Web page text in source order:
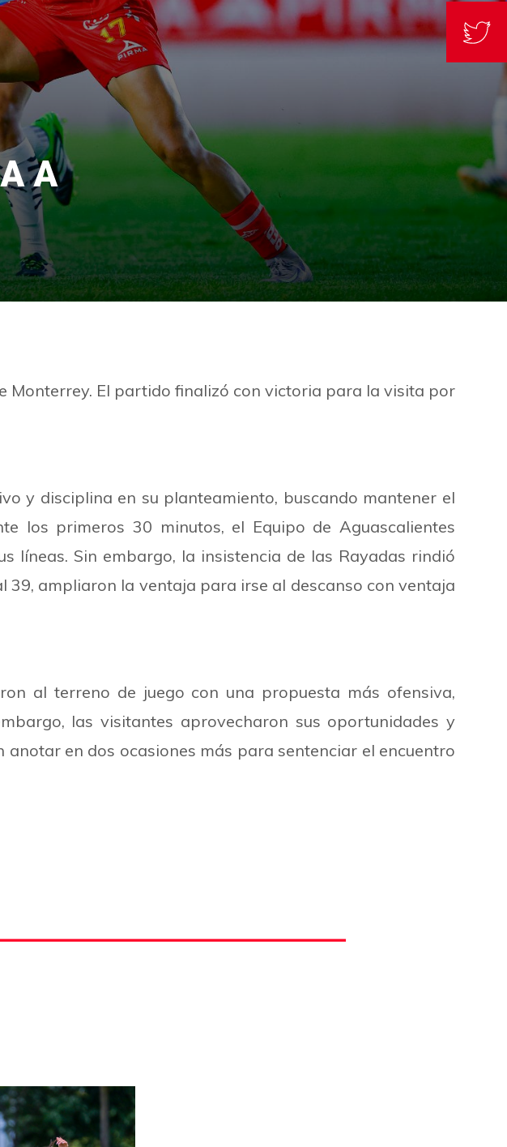
A
Monterrey. El partido finalizó con victoria para la visita por
y disciplina en su planteamiento, buscando mantener el
los primeros 30 minutos, el Equipo de Aguascalientes
líneas. Sin embargo, la insistencia de las Rayadas rindió
ampliaron la ventaja para irse al descanso con ventaja
al terreno de juego con una propuesta más ofensiva,
las visitantes aprovecharon sus oportunidades y
en dos ocasiones más para sentenciar el encuentro